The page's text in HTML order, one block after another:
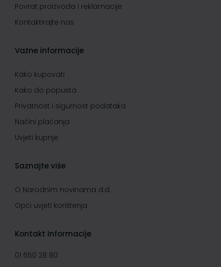
Povrat proizvoda i reklamacije
Kontaktirajte nas
Važne informacije
Kako kupovati
Kako do popusta
Privatnost i sigurnost podataka
Načini plaćanja
Uvjeti kupnje
Saznajte više
O Narodnim novinama d.d.
Opći uvjeti korištenja
Kontakt informacije
01 650 28 80